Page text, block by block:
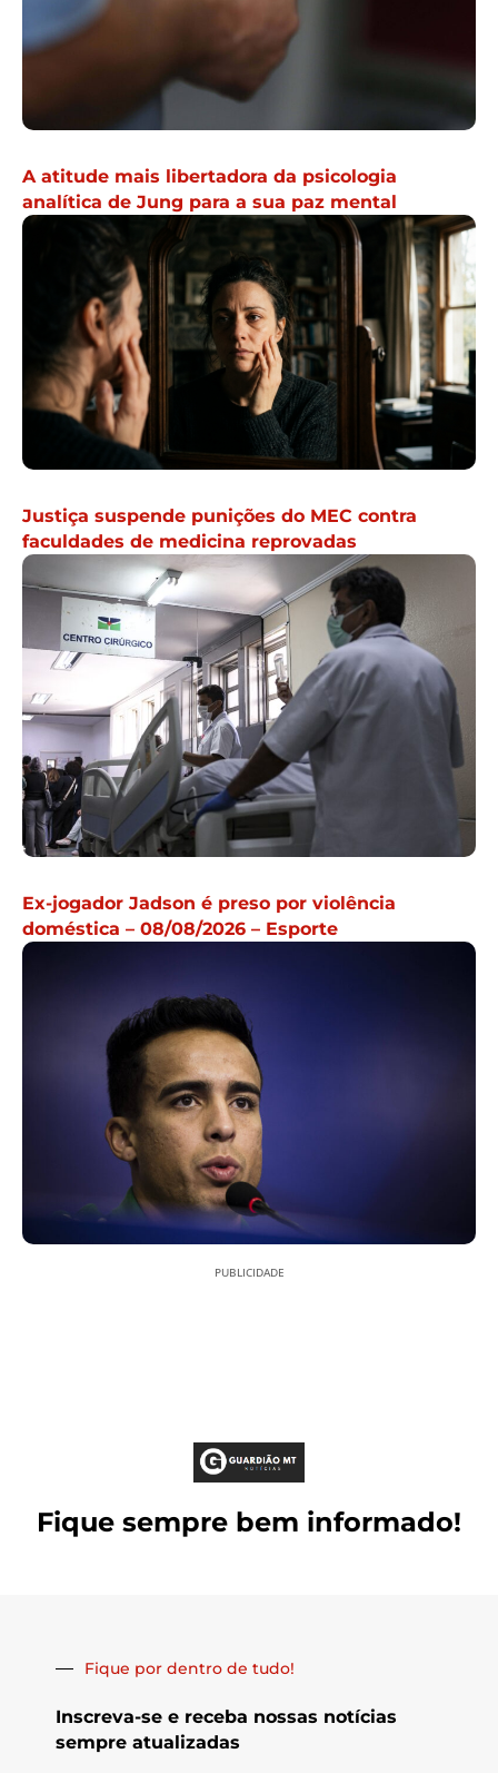
A atitude mais libertadora da psicologia
analítica de Jung para a sua paz mental
Justiça suspende punições do MEC contra
faculdades de medicina reprovadas
Ex-jogador Jadson é preso por violência
doméstica – 08/08/2026 – Esporte
PUBLICIDADE
Fique sempre bem informado!
Fique por dentro de tudo!
Inscreva-se e receba nossas notícias
sempre atualizadas